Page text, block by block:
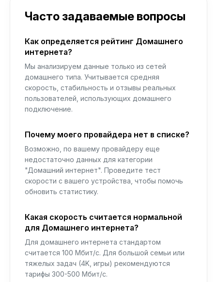
Часто задаваемые вопросы
Как определяется рейтинг Домашнего
интернета?
Мы анализируем данные только из сетей
домашнего типа. Учитывается средняя
скорость, стабильность и отзывы реальных
пользователей, использующих домашнего
подключение.
Почему моего провайдера нет в списке?
Возможно, по вашему провайдеру еще
недостаточно данных для категории
"Домашний интернет". Проведите тест
скорости с вашего устройства, чтобы помочь
обновить статистику.
Какая скорость считается нормальной
для Домашнего интернета?
Для домашнего интернета стандартом
считается 100 Мбит/с. Для большой семьи или
тяжелых задач (4K, игры) рекомендуются
тарифы 300-500 Мбит/с.